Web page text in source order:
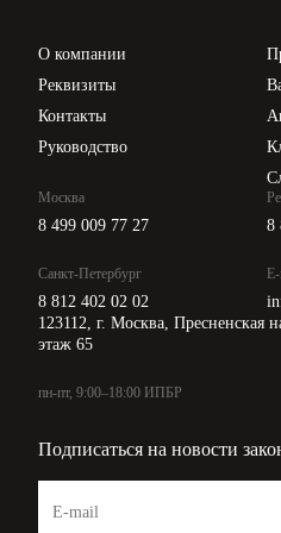
О компании
Реквизиты
Контакты
Руководство
Москва
8 499 009 77 27
Санкт-Петербург
8 812 402 02 02
8
123112, г. Москва, Пресненская
этаж 65
пн-пт, 9:00–18:00 ИПБР
Подписаться на новости